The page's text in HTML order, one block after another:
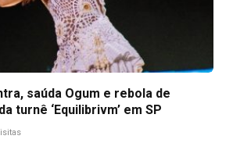
saúda Ogum e rebola de
turnê ‘Equilibrivm’ em SP